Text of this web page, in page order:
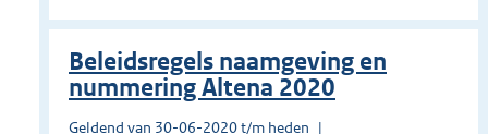
Beleidsregels naamgeving en
nummering Altena 2020
Geldend van 30-06-2020 t/m heden